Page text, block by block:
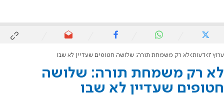
ערוץ 7 דעות לא רק משמחת תורה: שלושה חטופים שעדיין לא שבו
לא רק משמחת תורה: שלושה
חטופים שעדיין לא שבו